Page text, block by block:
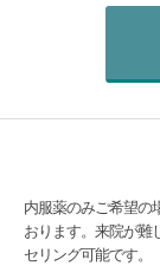
内服薬のみご希望の
おります。来院が難
セリング可能です。